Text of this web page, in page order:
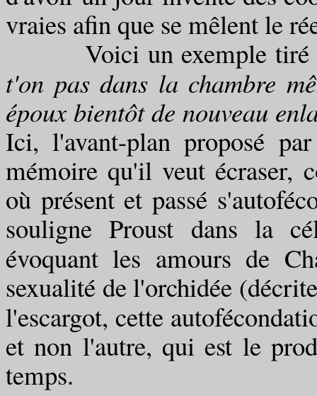
vraies afin que se mêlent le
Voici un exemple tiré
t'on pas dans la chambre
époux bientôt de nouveau
Ici, l'avant-plan proposé
mémoire qu'il veut écraser,
où présent et passé
souligne Proust dans la
évoquant les amours de
sexualité de l'orchidée
l'escargot, cette
et non l'autre, qui est le
temps.